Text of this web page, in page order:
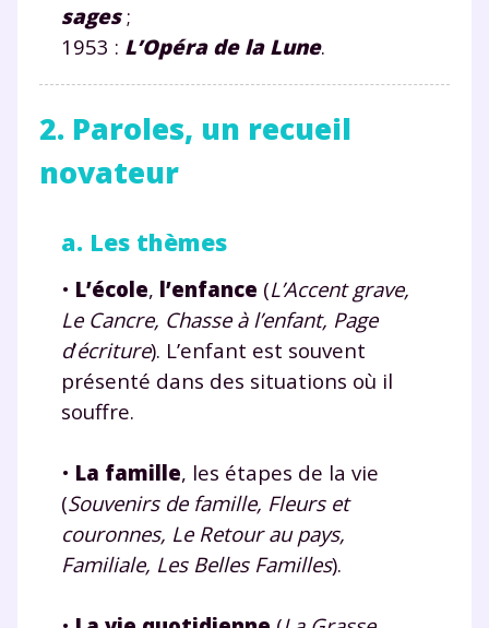
sages;
1953 : L’Opéra de la Lune.
2. Paroles, un recueil
novateur
a. Les thèmes
• L’école, l’enfance (L’Accent grave,
Le Cancre, Chasse à l’enfant, Page
d’écriture). L’enfant est souvent
présenté dans des situations où il
souffre.
• La famille, les étapes de la vie
(Souvenirs de famille, Fleurs et
couronnes, Le Retour au pays,
Familiale, Les Belles Familles).